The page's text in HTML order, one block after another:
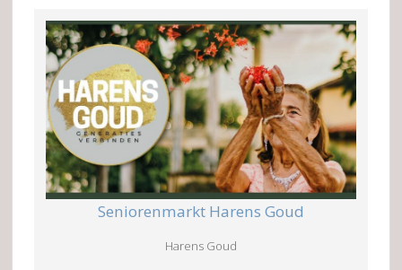
Seniorenmarkt Harens Goud
Harens Goud